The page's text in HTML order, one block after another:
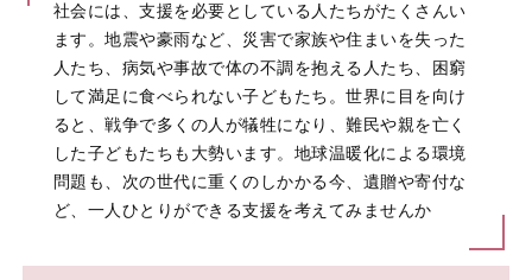
社会には、支援を必要としている人たちがたくさんい
ます。地震や豪雨など、災害で家族や住まいを失った
人たち、病気や事故で体の不調を抱える人たち、困窮
して満足に食べられない子どもたち。世界に目を向け
ると、戦争で多くの人が犠牲になり、難民や親を亡く
した子どもたちも大勢います。地球温暖化による環境
問題も、次の世代に重くのしかかる今、遺贈や寄付な
ど、一人ひとりができる支援を考えてみませんか